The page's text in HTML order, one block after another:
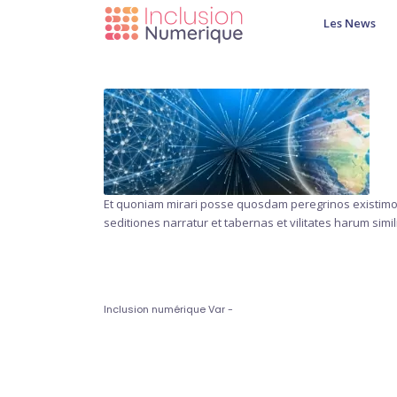
Les News
Et quoniam mirari posse quosdam peregrinos
seditiones narratur et tabernas et vilitates harum
Inclusion numérique Var -